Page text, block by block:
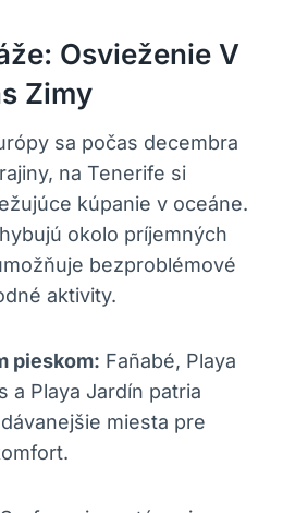
Osvieženie V
Zimy
sa počas decembra
na Tenerife si
kúpanie v oceáne.
okolo príjemných
bezproblémové
aktivity.
pieskom: Fañabé, Playa
a Playa Jardín patria
miesta pre